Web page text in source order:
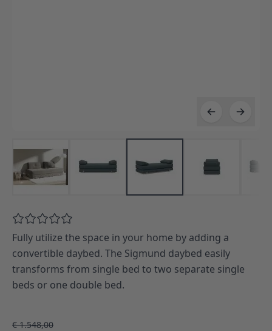
Fully utilize the space in your home by adding a
convertible daybed. The Sigmund daybed easily
transforms from single bed to two separate single
beds or one double bed.
€ 1.548,00